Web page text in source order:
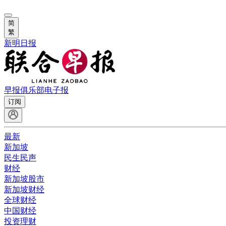
简
繁
新明日报
早报俱乐部电子报
订阅
最新
新加坡
民生民声
财经
新加坡股市
新加坡财经
全球财经
中国财经
投资理财